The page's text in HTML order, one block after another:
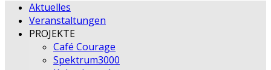
Aktuelles
Veranstaltungen
PROJEKTE
Café Courage
Spektrum3000